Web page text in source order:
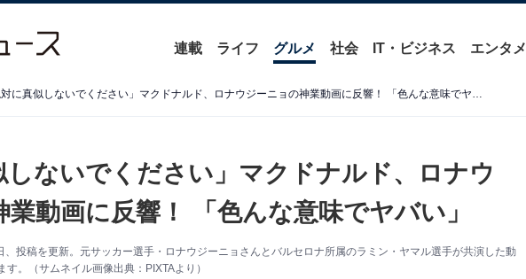
連載 ライフ グルメ 社会 IT・ビジネス エンタメ
「絶対に真似しないでください」マクドナルド、ロナウジーニョの神業動画に反響！ 「色んな意味でヤバい」
しないでください」マクドナルド、ロナウ
動画に反響！ 「色んな意味でヤバい」
、投稿を更新。元サッカー選手・ロナウジーニョさんとバルセロナ所属のラミン・ヤマル選手が共演した動
。（サムネイル画像出典：PIXTAより）